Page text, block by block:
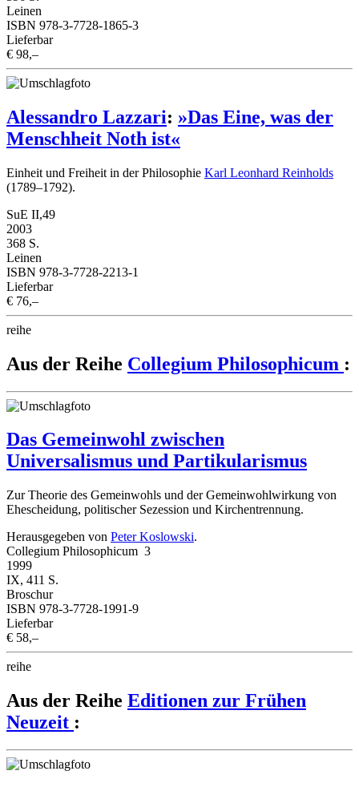
Leinen
ISBN 978-3-7728-1865-3
Lieferbar
€ 98,–
Alessandro Lazzari: »Das Eine, was der
Menschheit Noth ist«
Einheit und Freiheit in der Philosophie Karl Leonhard Reinholds
(1789–1792).
SuE II,49
2003
368 S.
Leinen
ISBN 978-3-7728-2213-1
Lieferbar
€ 76,–
reihe
Aus der Reihe Collegium Philosophicum :
Das Gemeinwohl zwischen
Universalismus und Partikularismus
Zur Theorie des Gemeinwohls und der Gemeinwohlwirkung von
Ehescheidung, politischer Sezession und Kirchentrennung.
Herausgegeben von Peter Koslowski.
Collegium Philosophicum 3
1999
IX, 411 S.
Broschur
ISBN 978-3-7728-1991-9
Lieferbar
€ 58,–
reihe
Aus der Reihe Editionen zur Frühen
Neuzeit :